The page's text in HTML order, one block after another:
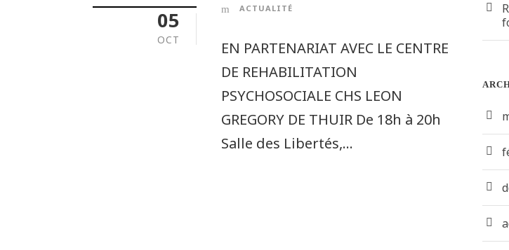
05
OCT
ACTUALITÉ
EN PARTENARIAT AVEC LE CENTRE
DE REHABILITATION
PSYCHOSOCIALE CHS LEON
GREGORY DE THUIR De 18h à 20h
Salle des Libertés,...